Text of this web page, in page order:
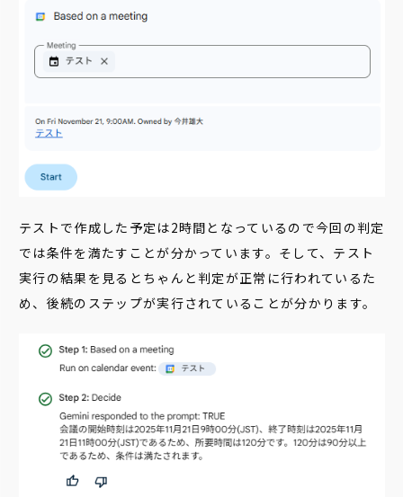
テストで作成した予定は2時間となっているので今回の判定
では条件を満たすことが分かっています。そして、テスト
実行の結果を見るとちゃんと判定が正常に行われているた
め、後続のステップが実行されていることが分かります。